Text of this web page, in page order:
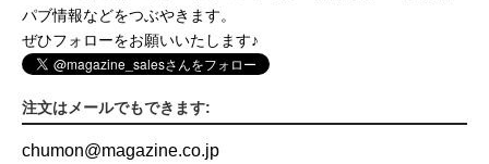
パブ情報などをつぶやきます。
ぜひフォローをお願いいたします♪
注文はメールでもできます:
chumon@magazine.co.jp